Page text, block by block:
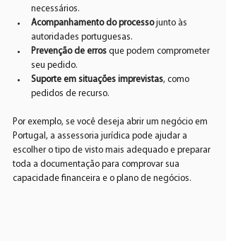
necessários.
Acompanhamento do processo junto às
autoridades portuguesas.
Prevenção de erros que podem comprometer
seu pedido.
Suporte em situações imprevistas, como
pedidos de recurso.
Por exemplo, se você deseja abrir um negócio em
Portugal, a assessoria jurídica pode ajudar a
escolher o tipo de visto mais adequado e preparar
toda a documentação para comprovar sua
capacidade financeira e o plano de negócios.